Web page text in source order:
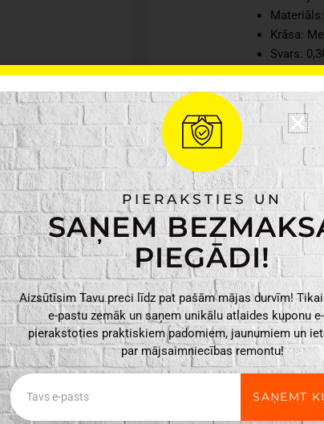
Krāsa:
Svars:
Izmēri:
Virtuves
dvieļu
turētājs
daudzums
PIERAKSTIES UN
SAŅEM
PIEGĀDI!
Aizsūtīsim Tavu preci līdz pat pašām mājas durvīm!
e-pastu zemāk un saņem unikālu atlaides kuponu
pierakstoties praktiskiem padomiem, jaunumiem un
par mājsaimniecības remontu!
Email
SAŅEMT